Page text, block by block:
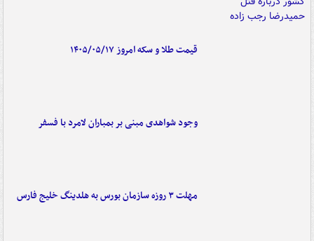
قیمت طلا و سکه امروز ۱۴۰۵/۰۵/۱۷
وجود شواهدی مبنی بر بمباران لامرد با فسفر
مهلت ۳ روزه سازمان بورس به هلدینگ خلیج فارس